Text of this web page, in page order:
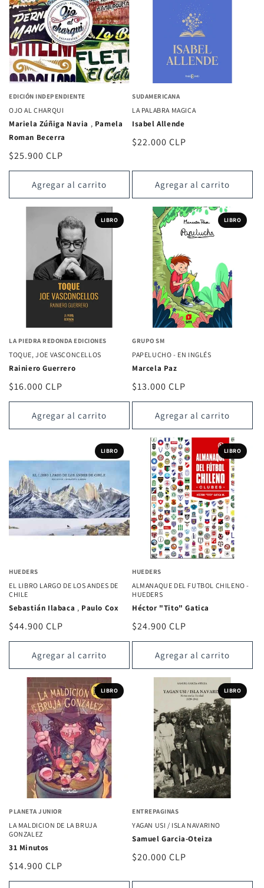
EDICIÓN INDEPENDIENTE
OJO AL CHARQUI
Mariela Zúñiga Navia , Pamela
Roman Becerra
Precio
habitual
$25.900 CLP
Agregar al carrito
SUDAMERICANA
LA PALABRA MAGICA
Isabel Allende
Precio
$22.000 CLP
Agregar al carrito
LIBRO
LA PIEDRA REDONDA EDICIONES
TOQUE, JOE VASCONCELLOS
Rainiero Guerrero
Precio
habitual
$16.000 CLP
Agregar al carrito
LIBRO
GRUPO SM
PAPELUCHO - EN INGLÉS
Marcela Paz
Precio
habitual
$13.000 CLP
Agregar al carrito
LIBRO
HUEDERS
EL LIBRO LARGO DE LOS ANDES DE
CHILE
Sebastián Ilabaca , Paulo Cox
Precio
habitual
$44.900 CLP
Agregar al carrito
LIBRO
HUEDERS
ALMANAQUE DEL FUTBOL CHILENO -
HUEDERS
Héctor "Tito" Gatica
Precio
habitual
$24.900 CLP
Agregar al carrito
LIBRO
PLANETA JUNIOR
LA MALDICION DE LA BRUJA
GONZALEZ
31 Minutos
Precio
habitual
$14.900 CLP
LIBRO
ENTREPAGINAS
YAGAN USI / ISLA NAVARINO
Samuel Garcia-Oteiza
Precio
$20.000 CLP